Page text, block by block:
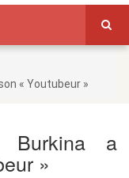
« Youtubeur »
a
»